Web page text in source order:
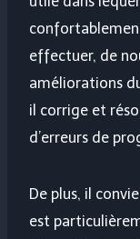
effectuer, de
améliorations
il corrige et
d’erreurs de
De plus, il
est